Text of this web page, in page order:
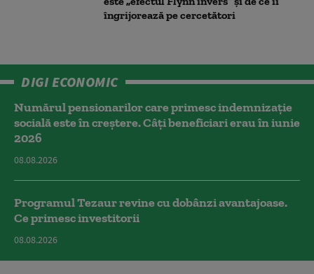
îngrijorează pe cercetători
DIGI ECONOMIC
Numărul pensionarilor care primesc indemnizaţie
socială este în creștere. Câți beneficiari erau în iunie
2026
08.08.2026
Programul Tezaur revine cu dobânzi avantajoase.
Ce primesc investitorii
08.08.2026